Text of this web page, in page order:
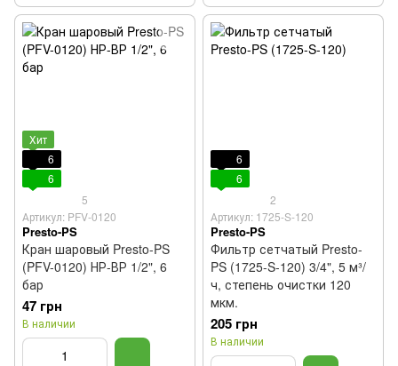
Хит
6
6
5
Артикул: PFV-0120
Presto-PS
Кран шаровый Presto-PS
(PFV-0120) НР-ВР 1/2", 6
бар
47 грн
В наличии
6
6
2
Артикул: 1725-S-120
Presto-PS
Фильтр сетчатый Presto-
PS (1725-S-120) 3/4", 5 м³/
ч, степень очистки 120
мкм.
205 грн
В наличии